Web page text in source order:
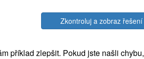
Zkontroluj a zobraz řešení
příklad zlepšit. Pokud jste našli chybu,